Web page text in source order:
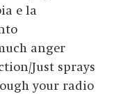
e la
anger
/Just sprays
your radio